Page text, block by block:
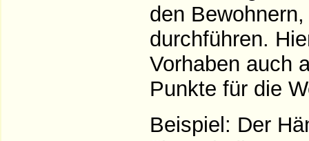
den
durchführen.
Vorhaben auch
Punkte für die
Beispiel: Der